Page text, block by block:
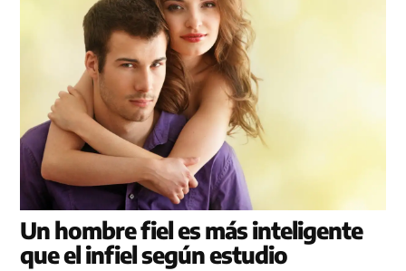
Un hombre fiel es más inteligente
que el infiel según estudio